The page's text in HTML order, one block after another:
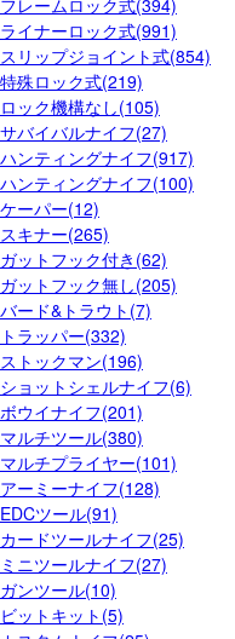
フレームロック式(394)
ライナーロック式(991)
スリップジョイント式(854)
特殊ロック式(219)
ロック機構なし(105)
サバイバルナイフ(27)
ハンティングナイフ(917)
ハンティングナイフ(100)
ケーパー(12)
スキナー(265)
ガットフック付き(62)
ガットフック無し(205)
バード&トラウト(7)
トラッパー(332)
ストックマン(196)
ショットシェルナイフ(6)
ボウイナイフ(201)
マルチツール(380)
マルチプライヤー(101)
アーミーナイフ(128)
EDCツール(91)
カードツールナイフ(25)
ミニツールナイフ(27)
ガンツール(10)
ビットキット(5)